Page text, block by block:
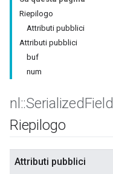
Riepilogo
Attributi pubblici
Attributi pubblici
buf
num
nl ::SerializedField
Riepilogo
Attributi pubblici